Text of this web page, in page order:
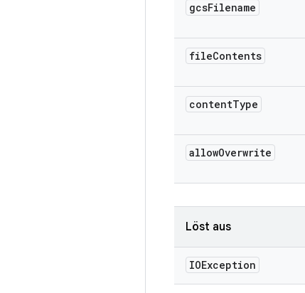
gcsFilename
fileContents
contentType
allowOverwrite
Löst aus
IOException